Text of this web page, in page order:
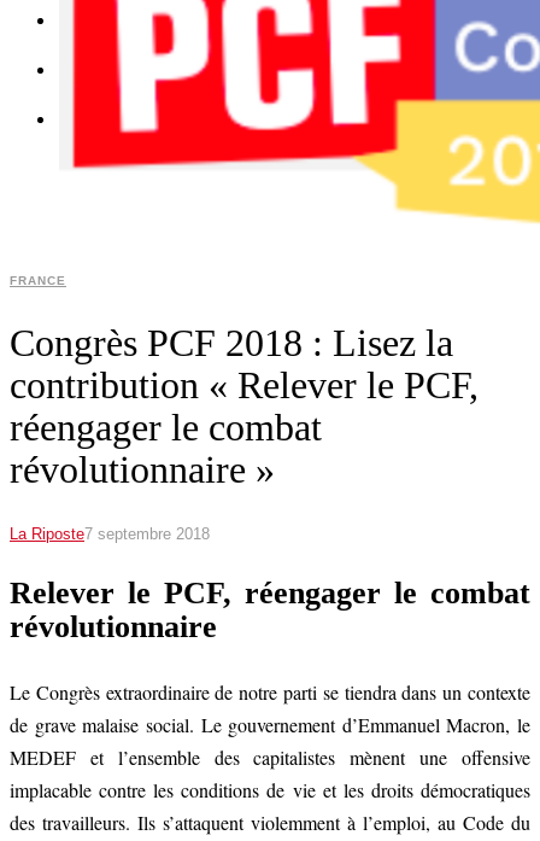
THÉORIE
CULTURE
MULTIMÉDIAS
FRANCE
Congrès PCF 2018 : Lisez la
contribution « Relever le PCF,
réengager le combat
révolutionnaire »
La Riposte7 septembre 2018
Relever le PCF, réengager le combat
révolutionnaire
Le Congrès extraordinaire de notre parti se tiendra dans un contexte
de grave malaise social. Le gouvernement d’Emmanuel Macron, le
MEDEF et l’ensemble des capitalistes mènent une offensive
implacable contre les conditions de vie et les droits démocratiques
des travailleurs. Ils s’attaquent violemment à l’emploi, au Code du